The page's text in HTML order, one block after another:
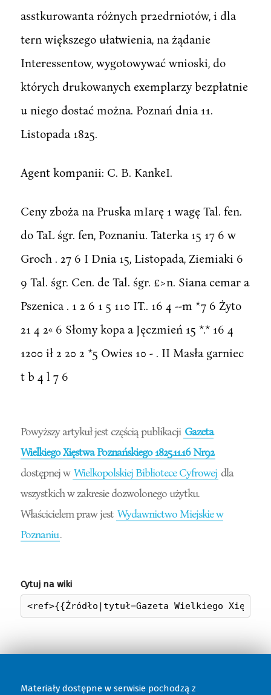
asstkurowanta różnych pr2edrniotów, i dla
tern większego ułatwienia, na żądanie
Interessentow, wygotowywać wnioski, do
których drukowanych exemplarzy bezpłatnie
u niego dostać można. Poznań dnia 11.
Listopada 1825.
Agent kompanii: C. B. KankeI.
Ceny zboża na Pruska mIarę 1 wagę Tal. fen.
do TaL śgr. fen, Poznaniu. Taterka 15 17 6 w
Groch . 27 6 I Dnia 15, Listopada, Ziemiaki 6
9 Tal. śgr. Cen. de Tal. śgr. £>n. Siana cemar a
Pszenica . 1 2 6 1 5 110 IT.. 16 4 --m *7 6 Żyto
21 4 2« 6 Słomy kopa a Jęczmień 15 *.* 16 4
1200 ił 2 20 2 *5 Owies 10 - . II Masła garniec
t b 4 l 7 6
Powyższy artykuł jest częścią publikacji Gazeta
Wielkiego Xięstwa Poznańskiego 1825.11.16 Nr92
dostępnej w Wielkopolskiej Bibliotece Cyfrowej dla
wszystkich w zakresie dozwolonego użytku.
Właścicielem praw jest Wydawnictwo Miejskie w
Poznaniu.
Cytuj na wiki
Materiały dostępne w serwisie pochodzą z